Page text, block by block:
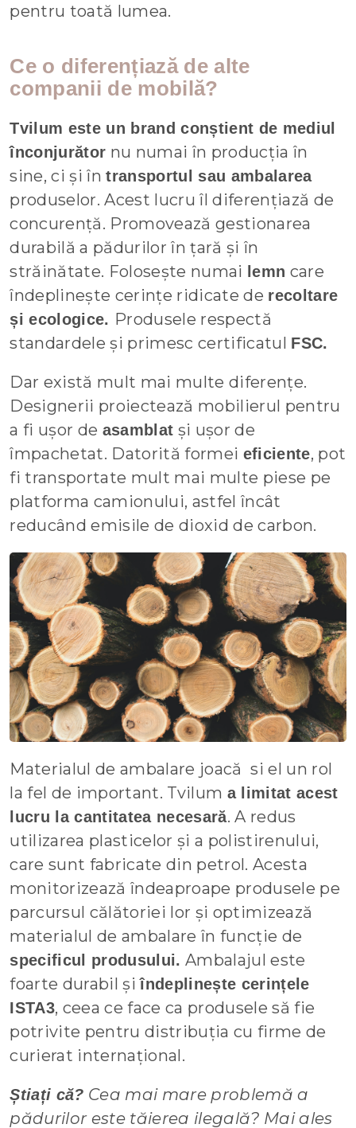
pentru toată lumea.
Ce o diferențiază de alte
companii de mobilă?
Tvilum este un brand conștient de mediul
înconjurător nu numai în producția în
sine, ci și întransportul sau ambalarea
produselor. Acest lucru îl diferențiază de
concurență. Promovează gestionarea
durabilă a pădurilor în țară și în
străinătate. Folosește numai
lemn care
îndeplinește cerințe ridicate de recoltare
și ecologice. Produsele respectă
standardele și primesc certificatul FSC.
Dar există mult mai multe diferențe.
Designerii proiectează mobilierul pentru
a fi ușor de asamblat și ușor de
împachetat. Datorită formei eficiente, pot
fi transportate mult mai multe piese pe
platforma camionului, astfel încât
reducând emisile de dioxid de carbon.
Materialul de ambalare joacă si el un rol
la fel de important. Tvilum a limitat acest
lucru la cantitatea necesară. A redus
utilizarea plasticelor și a polistirenului,
care sunt fabricate din petrol. Acesta
monitorizează îndeaproape produsele pe
parcursul călătoriei lor și optimizează
materialul de ambalare în funcție de
specificul produsului. Ambalajul este
foarte durabil șiîndeplinește cerințele
ISTA3, ceea ce face ca produsele să fie
potrivite pentru distribuția cu firme de
curierat internațional.
Știați că? Cea mai mare problemă a
pădurilor este tăierea ilegală? Mai ales